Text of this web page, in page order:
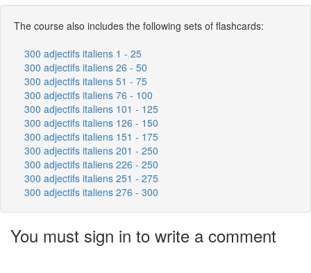
The course also includes the following sets of flashcards:
300 adjectifs italiens 1 - 25
300 adjectifs italiens 26 - 50
300 adjectifs italiens 51 - 75
300 adjectifs italiens 76 - 100
300 adjectifs italiens 101 - 125
300 adjectifs italiens 126 - 150
300 adjectifs italiens 151 - 175
300 adjectifs italiens 201 - 250
300 adjectifs italiens 226 - 250
300 adjectifs italiens 251 - 275
300 adjectifs italiens 276 - 300
You must sign in to write a comment